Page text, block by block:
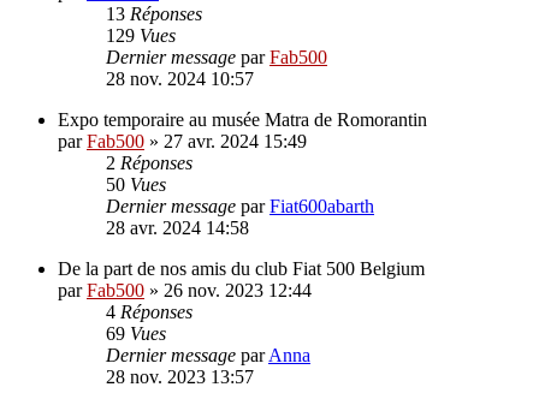
13 Réponses
129 Vues
Dernier message parFab500
28 nov. 2024 10:57
Expo temporaire au musée Matra de Romorantin
parFab500 » 27 avr. 2024 15:49
2 Réponses
50 Vues
Dernier message parFiat600abarth
28 avr. 2024 14:58
De la part de nos amis du club Fiat 500 Belgium
parFab500 » 26 nov. 2023 12:44
4 Réponses
69 Vues
Dernier message parAnna
28 nov. 2023 13:57